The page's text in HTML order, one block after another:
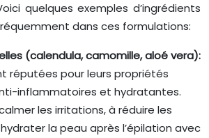
quelques exemples d’ingrédients
dans ces formulations:
(calendula, camomille, aloé vera):
réputées pour leurs propriétés
inflammatoires et hydratantes.
les irritations, à réduire les
la peau après l’épilation avec